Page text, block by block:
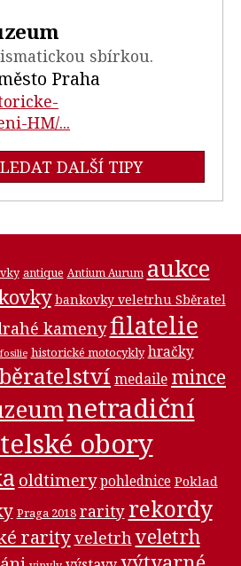
sbírkou.
Praha
HM/...
DALŠÍ TIPY
antique Antium Aurum aukce
bankovky veletrhu Sběratel
kamenyfilatelie
fosilie historické motocykly hračky
medaile mince
netradiční
obory
oldtimery pohlednice Poklad
Praga 2018 rarity rekordy
rarityveletrhveletrh